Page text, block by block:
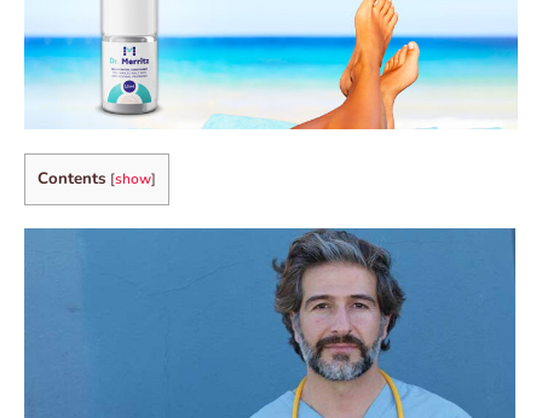
Contents [show]